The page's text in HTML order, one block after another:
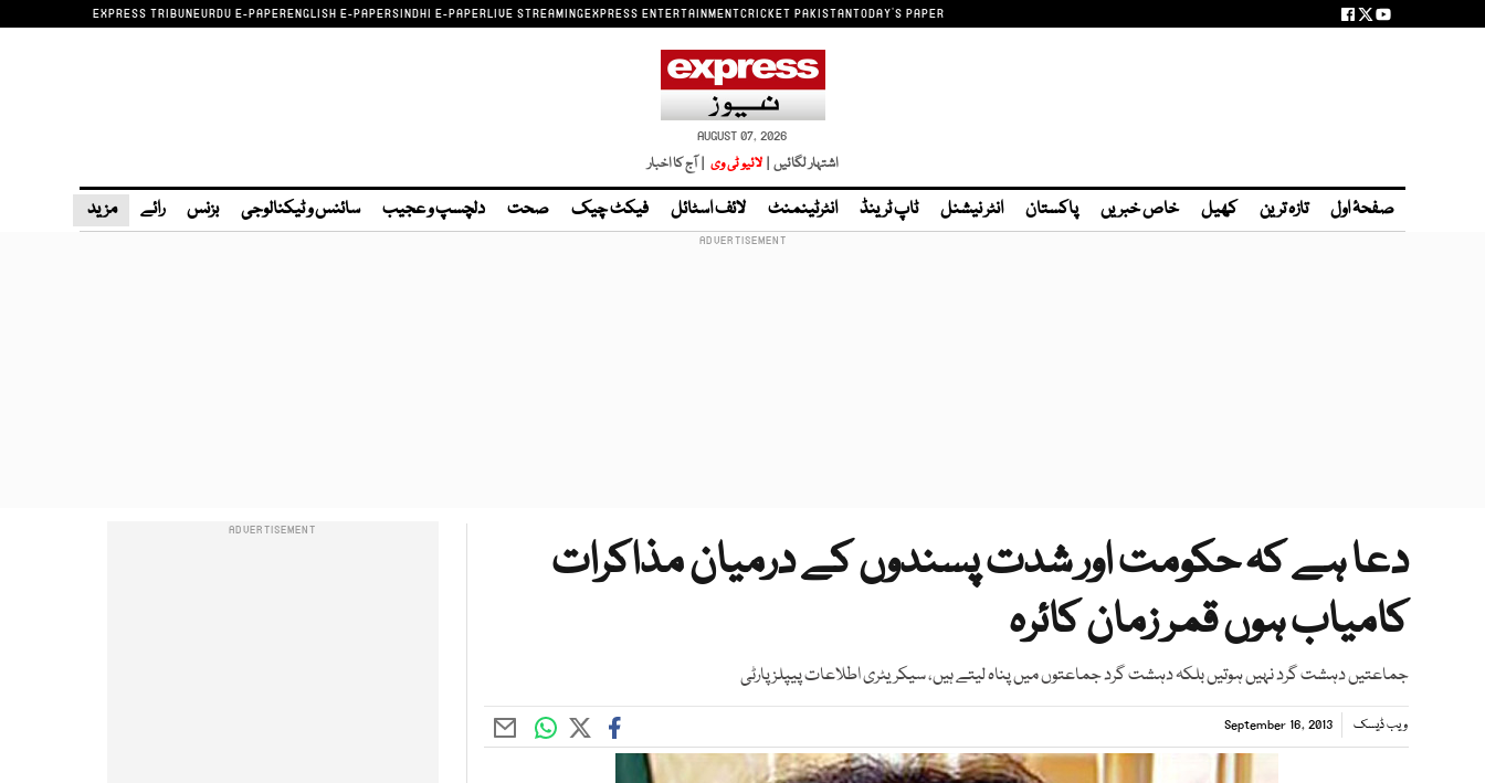
EXPRESS TRIBUNEURDU E-PAPERENGLISH E-PAPERSINDHI E-PAPERLIVE STREAMINGEXPRESS ENTERTAINMENTCRICKET PAKISTANTODAY'S PAPER
AUGUST 07, 2026
اشتہار لگائیں | لائیو ٹی وی | آج کا اخبار
صفحۂ اول تازہ ترین کھیل خاص خبریں پاکستان انٹر نیشنل ٹاپ ٹرینڈ انٹرٹینمنٹ لائف اسٹائل فیکٹ چیک صحت دلچسپ و عجیب سائنس و ٹیکنالوجی بزنس رائے مزید
دعا ہے کہ حکومت اور شدت پسندوں کے درمیان مذاکرات
کامیاب ہوں قمر زمان کائرہ
جماعتیں دہشت گرد نہیں ہوتیں بلکہ دہشت گرد جماعتوں میں پناہ لیتے ہیں، سیکریٹری اطلاعات پیپلز پارٹی
ویب ڈیسک September 16, 2013